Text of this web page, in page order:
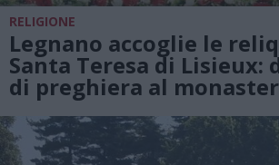
RELIGIONE
Legnano accoglie le
Santa Teresa di Lisieux:
di preghiera al